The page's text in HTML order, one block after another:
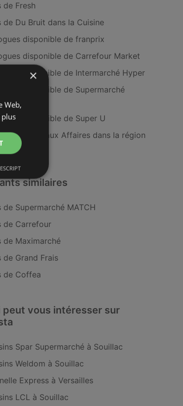
de Fresh
de Du Bruit dans la Cuisine
disponible de franprix
disponible de Carrefour Market
disponible de Intermarché Hyper
disponible de Supermarché
disponible de Super U
Marché aux Affaires dans la région
similaires
de Supermarché MATCH
de Carrefour
de Maximarché
de Grand Frais
de Coffea
peut vous intéresser sur
Spar Supermarché à Souillac
Weldom à Souillac
Express à Versailles
LCL à Souillac
×
Web,
plus